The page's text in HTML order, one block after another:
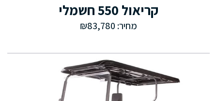
קריאול 550 חשמלי
מחיר: ₪83,780